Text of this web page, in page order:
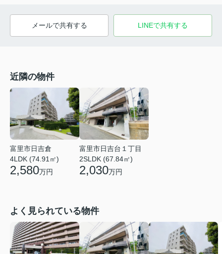
メールで共有する LINEで共有する
近隣の物件
富里市日吉倉
4LDK (74.91㎡)
2,580万円
富里市日吉台１丁目
2SLDK (67.84㎡)
2,030万円
よく見られている物件